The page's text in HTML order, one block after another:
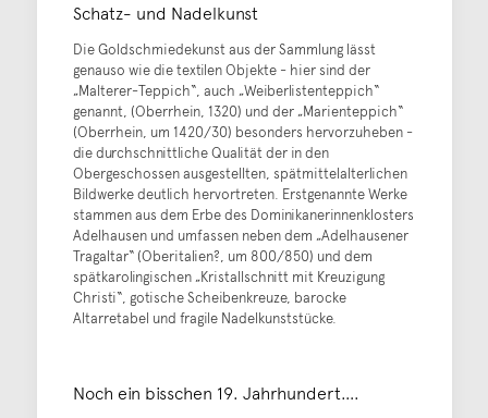
Schatz- und Nadelkunst
Die Goldschmiedekunst aus der Sammlung lässt
genauso wie die textilen Objekte - hier sind der
„Malterer-Teppich“, auch „Weiberlistenteppich“
genannt, (Oberrhein, 1320) und der „Marienteppich“
(Oberrhein, um 1420/30) besonders hervorzuheben -
die durchschnittliche Qualität der in den
Obergeschossen ausgestellten, spätmittelalterlichen
Bildwerke deutlich hervortreten. Erstgenannte Werke
stammen aus dem Erbe des Dominikanerinnenklosters
Adelhausen und umfassen neben dem „Adelhausener
Tragaltar“ (Oberitalien?, um 800/850) und dem
spätkarolingischen „Kristallschnitt mit Kreuzigung
Christi“, gotische Scheibenkreuze, barocke
Altarretabel und fragile Nadelkunststücke.
Noch ein bisschen 19. Jahrhundert….